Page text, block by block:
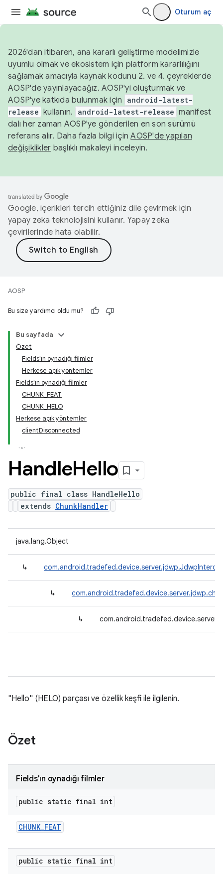
Oturum aç
2026'dan itibaren, ana kararlı geliştirme modelimizle
uyumlu olmak ve ekosistem için platform kararlılığını
sağlamak amacıyla kaynak kodunu 2. ve 4. çeyreklerde
AOSP'de yayınlayacağız. AOSP'yi oluşturmak ve
AOSP'ye katkıda bulunmak için
android-latest-
release kullanın. android-latest-release manifest
dalı her zaman AOSP'ye gönderilen en son sürümü
referans alır. Daha fazla bilgi içinAOSP'de yapılan
değişiklikler başlıklı makaleyi inceleyin.
Google, içerikleri tercih ettiğiniz dile çevirmek için
yapay zeka teknolojisini kullanır. Yapay zeka
çevirilerinde hata olabilir.
AOSP
Bu size yardımcı oldu mu?
Bu sayfada
Özet
Fields'ın oynadığı filmler
Herkese açık yöntemler
Fields'ın oynadığı filmler
CHUNK_FEAT
CHUNK_HELO
Herkese açık yöntemler
clientDisconnected
HandleHello
public final class HandleHello
extends ChunkHandler
java.lang.Object
↳
↳
↳
"Hello" (HELO) parçası ve özellik keşfi ile ilgilenin.
Özet
Fields'ın oynadığı filmler
public static final int
CHUNK_FEAT
public static final int